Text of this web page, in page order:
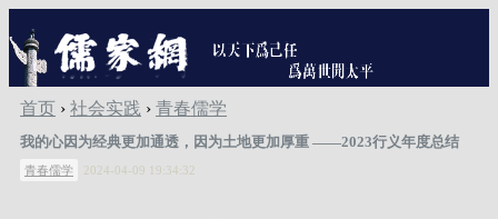
首页 › 社会实践 › 青春儒学
我的心因为经典更加通透，因为土地更加厚重 ——2023行义年度总结
青春儒学 2024-04-09 19:34:32